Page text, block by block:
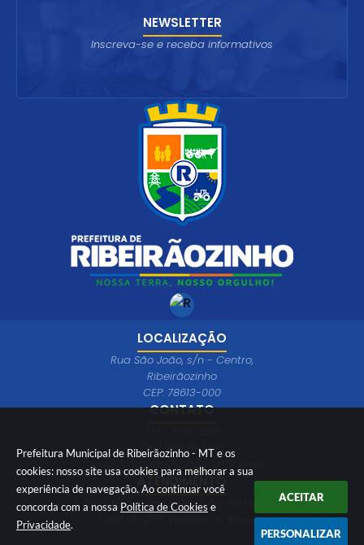
Prefeitura Municipal de Ribeirãozinho - MT e os
cookies: nosso site usa cookies para melhorar a sua
experiência de navegação. Ao continuar você
concorda com a nossa Política de Cookies e
Privacidade.
ACEITAR
PERSONALIZAR
LOCALIZAÇÃO
Rua São João, s/n - Centro,
Ribeirãozinho
CEP: 78613-000
CONTATO
(66) 99649-1746
ouvidoria@ribeiraozinho.mt.gov.br
ATENDIMENTO
Segunda à Sexta 08:00 às 11:00 e das
13:00 às 17:00 horário de Brasília
NEWSLETTER
Inscreva-se e receba informativos